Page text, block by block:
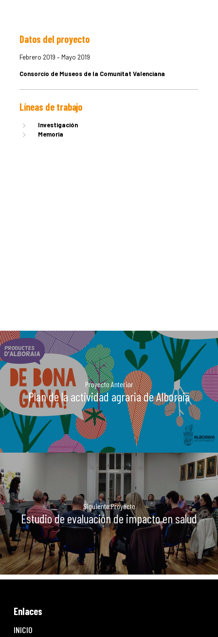
Datos del proyecto
Febrero 2019 – Mayo 2019
Consorcio de Museos de la Comunitat Valenciana
Líneas de trabajo
Investigación
Memoria
Proyecto Anterior
Plan de la actividad agraria de Alboraia
Siguiente Proyecto
Estudio de evaluación de impacto en salud
Enlaces
INICIO
EQUIPO
VLC
CAS